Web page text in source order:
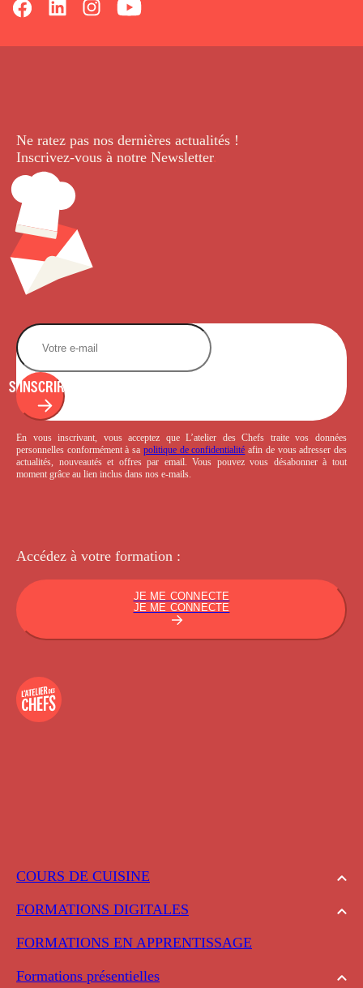
COURS DE CUISINE
FORMATIONS DIGITALES
FORMATIONS EN APPRENTISSAGE
Formations présentielles
Ne ratez pas nos dernières actualités !
Inscrivez-vous à notre Newsletter.
S'INSCRIRE
En vous inscrivant, vous acceptez que L’atelier des Chefs traite vos données
personnelles conformément à sa politique de confidentialité afin de vous adresser des
actualités, nouveautés et offres par email. Vous pouvez vous désabonner à tout
moment grâce au lien inclus dans nos e-mails.
Accédez à votre formation :
JE ME CONNECTE
JE ME CONNECTE